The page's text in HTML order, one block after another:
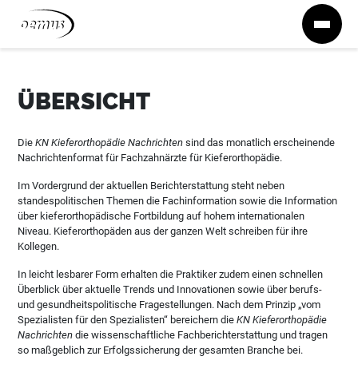
Zum Inhalt springen
ÜBERSICHT
DieKN Kieferorthopädie Nachrichten sind das monatlich erscheinende
Nachrichtenformat für Fachzahnärzte für Kieferorthopädie.
Im Vordergrund der aktuellen Berichterstattung steht neben
standespolitischen Themen die Fachinformation sowie die Information
über kieferorthopädische Fortbildung auf hohem internationalen
Niveau. Kieferorthopäden aus der ganzen Welt schreiben für ihre
Kollegen.
In leicht lesbarer Form erhalten die Praktiker zudem einen schnellen
Überblick über aktuelle Trends und Innovationen sowie über berufs-
und gesundheitspolitische Fragestellungen. Nach dem Prinzip „vom
Spezialisten für den Spezialisten“ bereichern dieKN Kieferorthopädie
Nachrichten die wissenschaftliche Fachberichterstattung und tragen
so maßgeblich zur Erfolgssicherung der gesamten Branche bei.